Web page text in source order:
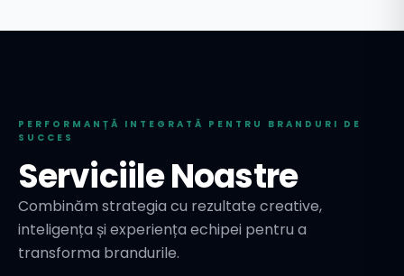
PERFORMANȚĂ INTEGRATĂ PENTRU BRANDURI DE
SUCCES
Serviciile Noastre
Combinăm strategia cu rezultate creative,
inteligența și experiența echipei pentru a
transforma brandurile.